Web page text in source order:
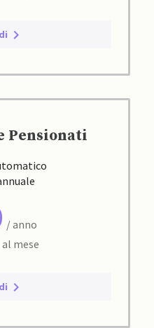
Pensionati
/ anno
al mese